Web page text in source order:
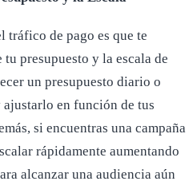
de pago es que te
presupuesto y la escala de
un presupuesto diario o
en función de tus
si encuentras una campaña
rápidamente aumentando
alcanzar una audiencia aún